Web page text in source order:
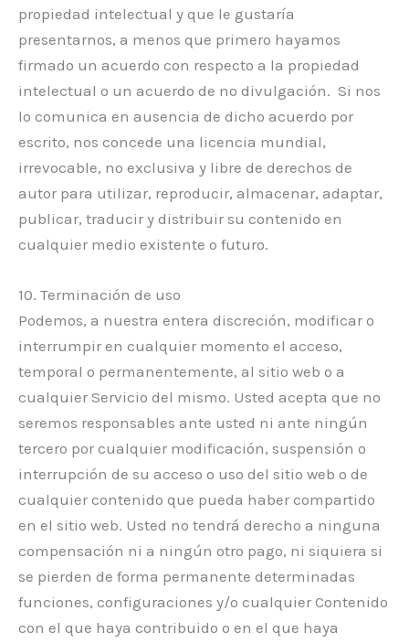
propiedad intelectual y que le gustaría
presentarnos, a menos que primero hayamos
firmado un acuerdo con respecto a la propiedad
intelectual o un acuerdo de no divulgación. Si nos
lo comunica en ausencia de dicho acuerdo por
escrito, nos concede una licencia mundial,
irrevocable, no exclusiva y libre de derechos de
autor para utilizar, reproducir, almacenar, adaptar,
publicar, traducir y distribuir su contenido en
cualquier medio existente o futuro.
10. Terminación de uso
Podemos, a nuestra entera discreción, modificar o
interrumpir en cualquier momento el acceso,
temporal o permanentemente, al sitio web o a
cualquier Servicio del mismo. Usted acepta que no
seremos responsables ante usted ni ante ningún
tercero por cualquier modificación, suspensión o
interrupción de su acceso o uso del sitio web o de
cualquier contenido que pueda haber compartido
en el sitio web. Usted no tendrá derecho a ninguna
compensación ni a ningún otro pago, ni siquiera si
se pierden de forma permanente determinadas
funciones, configuraciones y/o cualquier Contenido
con el que haya contribuido o en el que haya